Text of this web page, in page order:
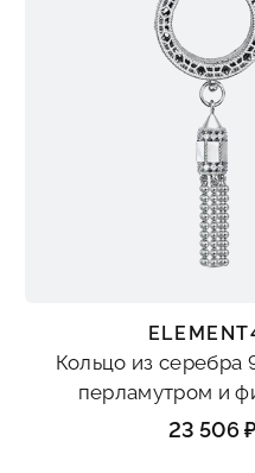
Кольцо из серебра
перламутром и
23 506 ₽